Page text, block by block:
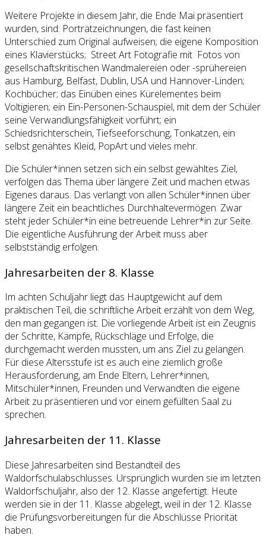
Weitere Projekte in diesem Jahr, die Ende Mai präsentiert
wurden, sind: Porträtzeichnungen, die fast keinen
Unterschied zum Original aufweisen; die eigene Komposition
eines Klavierstücks; Street Art Fotografie mit Fotos von
gesellschaftskritischen Wandmalereien oder -sprühereien
aus Hamburg, Belfast, Dublin, USA und Hannover-Linden;
Kochbücher; das Einüben eines Kürelementes beim
Voltigieren; ein Ein-Personen-Schauspiel, mit dem der Schüler
seine Verwandlungsfähigkeit vorführt; ein
Schiedsrichterschein, Tiefseeforschung, Tonkatzen, ein
selbst genähtes Kleid, PopArt und vieles mehr.
Die Schüler*innen setzen sich ein selbst gewähltes Ziel,
verfolgen das Thema über längere Zeit und machen etwas
Eigenes daraus. Das verlangt von allen Schüler*innen über
längere Zeit ein beachtliches Durchhaltevermögen. Zwar
steht jeder Schüler*in eine betreuende Lehrer*in zur Seite.
Die eigentliche Ausführung der Arbeit muss aber
selbstständig erfolgen.
Jahresarbeiten der 8. Klasse
Im achten Schuljahr liegt das Hauptgewicht auf dem
praktischen Teil, die schriftliche Arbeit erzählt von dem Weg,
den man gegangen ist. Die vorliegende Arbeit ist ein Zeugnis
der Schritte, Kämpfe, Rückschläge und Erfolge, die
durchgemacht werden mussten, um ans Ziel zu gelangen.
Für diese Altersstufe ist es auch eine ziemlich große
Herausforderung, am Ende Eltern, Lehrer*innen,
Mitschüler*innen, Freunden und Verwandten die eigene
Arbeit zu präsentieren und vor einem gefüllten Saal zu
sprechen.
Jahresarbeiten der 11. Klasse
Diese Jahresarbeiten sind Bestandteil des
Waldorfschulabschlusses. Ursprünglich wurden sie im letzten
Waldorfschuljahr, also der 12. Klasse angefertigt. Heute
werden sie in der 11. Klasse abgelegt, weil in der 12. Klasse
die Prüfungsvorbereitungen für die Abschlüsse Priorität
haben.